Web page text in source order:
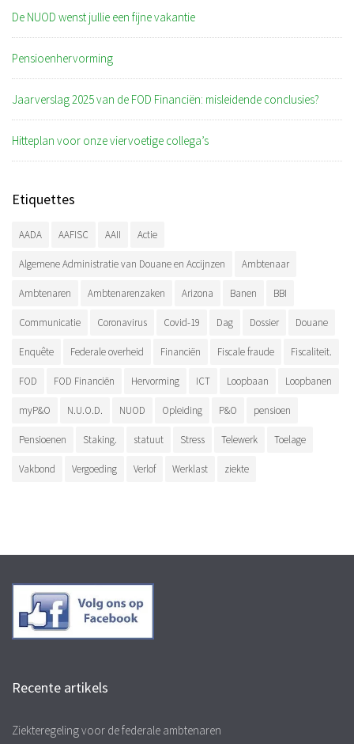
De NUOD wenst jullie een fijne vakantie
Pensioenhervorming
Jaarverslag 2025 van de FOD Financiën: misleidende conclusies?
Hitteplan voor onze viervoetige collega’s
Etiquettes
AADA AAFISC AAII Actie
Algemene Administratie van Douane en Accijnzen Ambtenaar
Ambtenaren Ambtenarenzaken Arizona Banen BBI
Communicatie Coronavirus Covid-19 Dag Dossier Douane
Enquête Federale overheid Financiën Fiscale fraude Fiscaliteit.
FOD FOD Financiën Hervorming ICT Loopbaan Loopbanen
myP&O N.U.O.D. NUOD Opleiding P&O pensioen
Pensioenen Staking. statuut Stress Telewerk Toelage
Vakbond Vergoeding Verlof Werklast ziekte
Recente artikels
Ziekteregeling voor de federale ambtenaren